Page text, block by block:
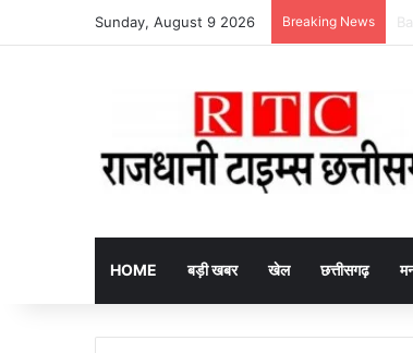
Sunday, August 9 2026 Breaking News
HOME बड़ी खबर खेल छत्तीसगढ़